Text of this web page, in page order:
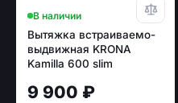
В наличии
Вытяжка встраиваемо-
выдвижная KRONA
Kamilla 600 slim
9 900 ₽